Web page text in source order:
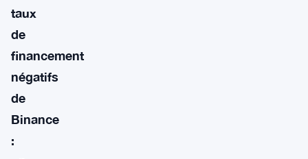
taux
de
financement
négatifs
de
Binance
: